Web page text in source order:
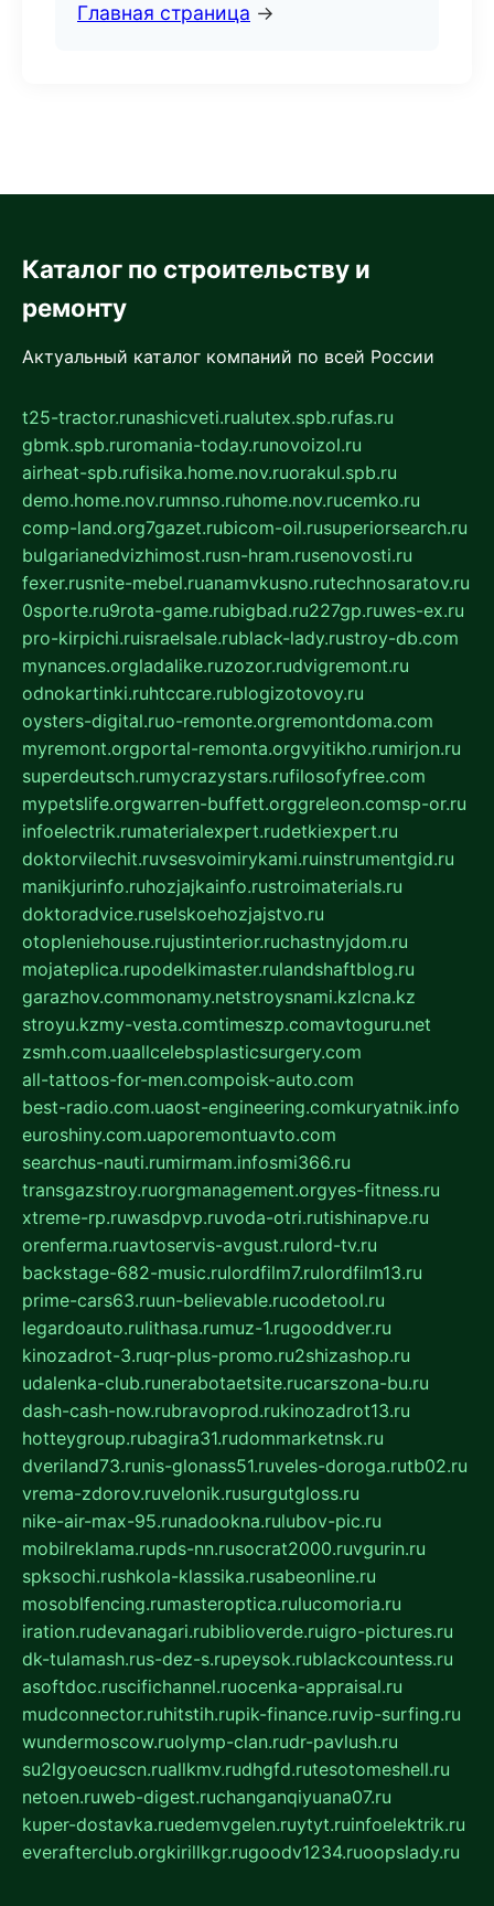
Главная страница →
Каталог по строительству и
ремонту
Актуальный каталог компаний по всей России
t25-tractor.runashicveti.rualutex.spb.rufas.ru
gbmk.spb.ruromania-today.runovoizol.ru
airheat-spb.rufisika.home.nov.ruorakul.spb.ru
demo.home.nov.rumnso.ruhome.nov.rucemko.ru
comp-land.org7gazet.rubicom-oil.rusuperiorsearch.ru
bulgarianedvizhimost.rusn-hram.rusenovosti.ru
fexer.rusnite-mebel.ruanamvkusno.rutechnosaratov.ru
0sporte.ru9rota-game.rubigbad.ru227gp.ruwes-ex.ru
pro-kirpichi.ruisraelsale.rublack-lady.rustroy-db.com
mynances.orgladalike.ruzozor.rudvigremont.ru
odnokartinki.ruhtccare.rublogizotovoy.ru
oysters-digital.ruo-remonte.orgremontdoma.com
myremont.orgportal-remonta.orgvyitikho.rumirjon.ru
superdeutsch.rumycrazystars.rufilosofyfree.com
mypetslife.orgwarren-buffett.orggreleon.comsp-or.ru
infoelectrik.rumaterialexpert.rudetkiexpert.ru
doktorvilechit.ruvsesvoimirykami.ruinstrumentgid.ru
manikjurinfo.ruhozjajkainfo.rustroimaterials.ru
doktoradvice.ruselskoehozjajstvo.ru
otopleniehouse.rujustinterior.ruchastnyjdom.ru
mojateplica.rupodelkimaster.rulandshaftblog.ru
garazhov.commonamy.netstroysnami.kzlcna.kz
stroyu.kzmy-vesta.comtimeszp.comavtoguru.net
zsmh.com.uaallcelebsplasticsurgery.com
all-tattoos-for-men.compoisk-auto.com
best-radio.com.uaost-engineering.comkuryatnik.info
euroshiny.com.uaporemontuavto.com
searchus-nauti.rumirmam.infosmi366.ru
transgazstroy.ruorgmanagement.orgyes-fitness.ru
xtreme-rp.ruwasdpvp.ruvoda-otri.rutishinapve.ru
orenferma.ruavtoservis-avgust.rulord-tv.ru
backstage-682-music.rulordfilm7.rulordfilm13.ru
prime-cars63.ruun-believable.rucodetool.ru
legardoauto.rulithasa.rumuz-1.rugooddver.ru
kinozadrot-3.ruqr-plus-promo.ru2shizashop.ru
udalenka-club.runerabotaetsite.rucarszona-bu.ru
dash-cash-now.rubravoprod.rukinozadrot13.ru
hotteygroup.rubagira31.rudommarketnsk.ru
dveriland73.runis-glonass51.ruveles-doroga.rutb02.ru
vrema-zdorov.ruvelonik.rusurgutgloss.ru
nike-air-max-95.runadookna.rulubov-pic.ru
mobilreklama.rupds-nn.rusocrat2000.ruvgurin.ru
spksochi.rushkola-klassika.rusabeonline.ru
mosoblfencing.rumasteroptica.rulucomoria.ru
iration.rudevanagari.rubiblioverde.ruigro-pictures.ru
dk-tulamash.rus-dez-s.rupeysok.rublackcountess.ru
asoftdoc.ruscifichannel.ruocenka-appraisal.ru
mudconnector.ruhitstih.rupik-finance.ruvip-surfing.ru
wundermoscow.ruolymp-clan.rudr-pavlush.ru
su2lgyoeucscn.ruallkmv.rudhgfd.rutesotomeshell.ru
netoen.ruweb-digest.ruchanganqiyuana07.ru
kuper-dostavka.ruedemvgelen.ruytyt.ruinfoelektrik.ru
everafterclub.orgkirillkgr.rugoodv1234.ruoopslady.ru